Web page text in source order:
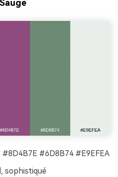
#6D8B74 #E9EFEA
sophistiqué